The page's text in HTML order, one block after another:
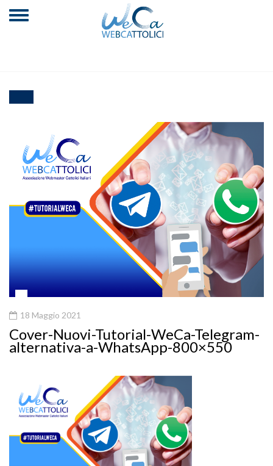
18 Maggio 2021
Cover-Nuovi-Tutorial-WeCa-Telegram-
alternativa-a-WhatsApp-800×550